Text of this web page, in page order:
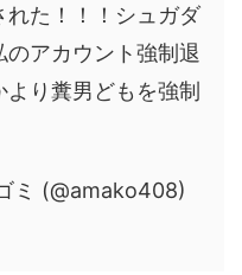
れた！！！シュガダ
アカウント強制退
り糞男どもを強制
ミ (@amako408)